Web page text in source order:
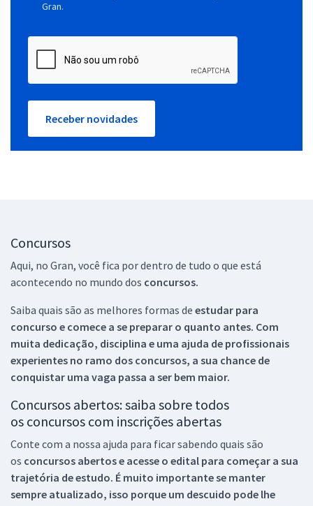
Gran.
Receber novidades
Concursos
Aqui, no Gran, você fica por dentro de tudo o que está
acontecendo no mundo dos concursos.
Saiba quais são as melhores formas de estudar para
concurso e comece a se preparar o quanto antes. Com
muita dedicação, disciplina e uma ajuda de profissionais
experientes no ramo dos concursos, a sua chance de
conquistar uma vaga passa a ser bem maior.
Concursos abertos: saiba sobre todos
os concursos com inscrições abertas
Conte com a nossa ajuda para ficar sabendo quais são
os concursos abertos e acesse o edital para começar a sua
trajetória de estudo. É muito importante se manter
sempre atualizado, isso porque um descuido pode lhe